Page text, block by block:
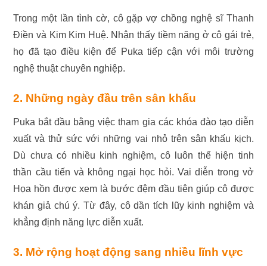
Trong một lần tình cờ, cô gặp vợ chồng nghệ sĩ Thanh
Điền và Kim Kim Huệ. Nhận thấy tiềm năng ở cô gái trẻ,
họ đã tạo điều kiện để Puka tiếp cận với môi trường
nghệ thuật chuyên nghiệp.
2. Những ngày đầu trên sân khấu
Puka bắt đầu bằng việc tham gia các khóa đào tạo diễn
xuất và thử sức với những vai nhỏ trên sân khấu kịch.
Dù chưa có nhiều kinh nghiệm, cô luôn thể hiện tinh
thần cầu tiến và không ngại học hỏi.Vai diễn trong vở
Họa hồn được xem là bước đệm đầu tiên giúp cô được
khán giả chú ý. Từ đây, cô dần tích lũy kinh nghiệm và
khẳng định năng lực diễn xuất.
3. Mở rộng hoạt động sang nhiều lĩnh vực